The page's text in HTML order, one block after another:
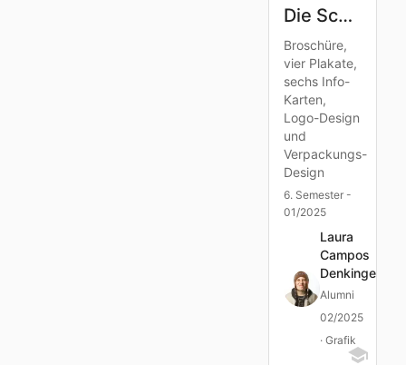
Die Schönheit des Tierdesigns
Broschüre,
vier Plakate,
sechs Info-
Karten,
Logo-Design
und
Verpackungs-
Design
6. Semester -
01/2025
Laura
Campos
Denkinger
Alumni
02/2025
· Grafik